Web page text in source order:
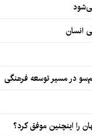
انسان
در مسیر توسعه فرهنگی
را اینچنین موفق کرد؟